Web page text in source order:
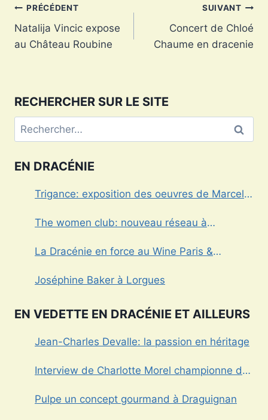
Navigation
de
PRÉCÉDENT
Natalija Vincic expose
au Château Roubine
SUIVANT
Concert de Chloé
Chaume en dracenie
RECHERCHER SUR LE SITE
Rechercher :
EN DRACÉNIE
Trigance: exposition des oeuvres de Marcel
The women club: nouveau réseau à
La Dracénie en force au Wine Paris &
Joséphine Baker à Lorgues
EN VEDETTE EN DRACÉNIE ET AILLEURS
Jean-Charles Devalle: la passion en héritage
Interview de Charlotte Morel championne de
Pulpe un concept gourmand à Draguignan